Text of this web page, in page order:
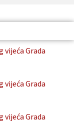
vijeća Grada
vijeća Grada
vijeća Grada